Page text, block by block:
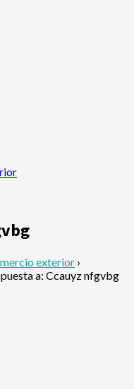
exterior ›
a: Ccauyz nfgvbg